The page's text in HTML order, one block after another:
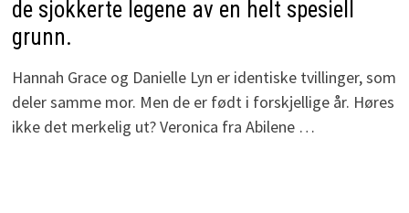
de sjokkerte legene av en helt spesiell
grunn.
Hannah Grace og Danielle Lyn er identiske tvillinger, som
deler samme mor. Men de er født i forskjellige år. Høres
ikke det merkelig ut? Veronica fra Abilene …